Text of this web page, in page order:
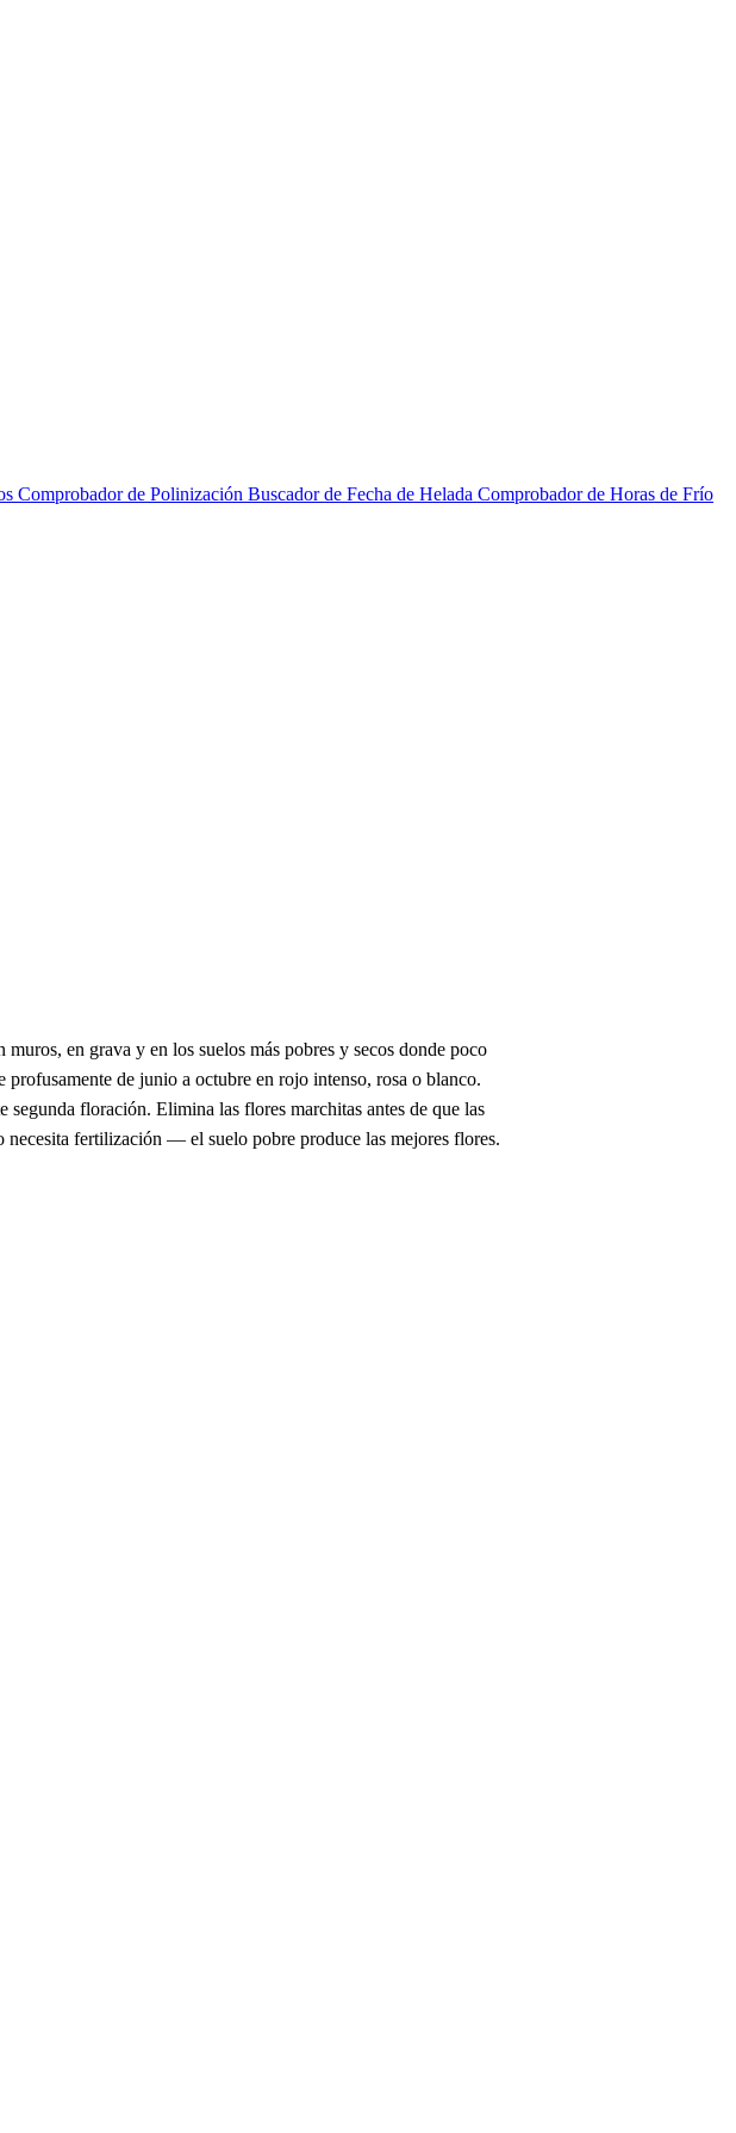
Comprobador de Polinización Buscador de Fecha de Helada Comprobador de Horas de Frío
en grava y en los suelos más pobres y secos donde poco
de junio a octubre en rojo intenso, rosa o blanco.
segunda floración. Elimina las flores marchitas antes de que las
necesita fertilización — el suelo pobre produce las mejores flores.